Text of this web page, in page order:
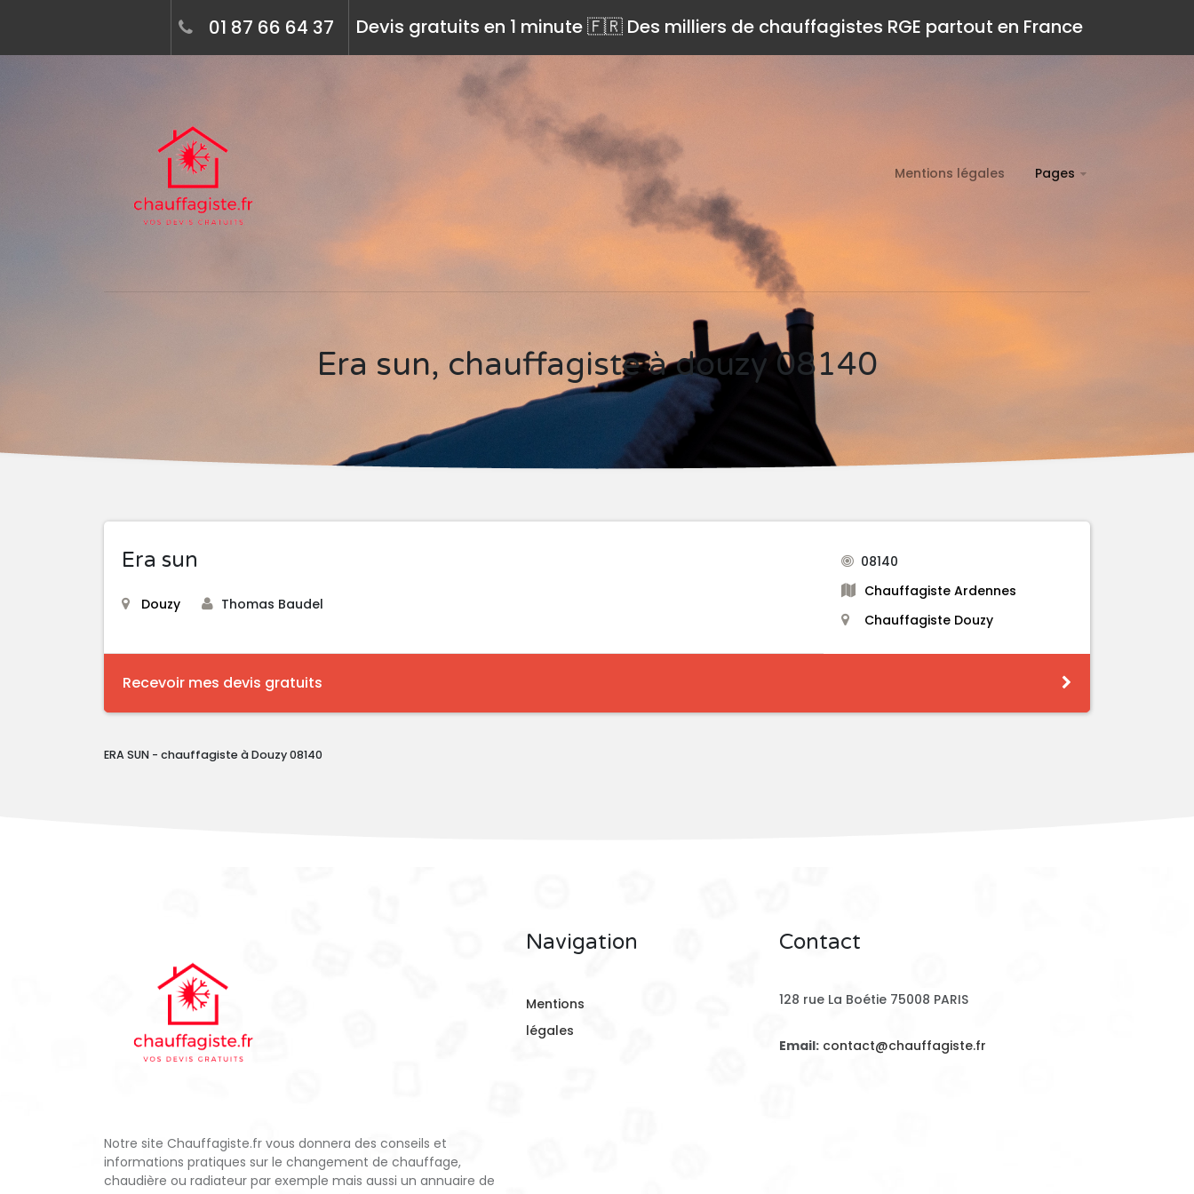
Devis gratuits en 1 minute 🇫🇷 Des milliers de chauffagistes RGE partout en France
01 87 66 64 37
Mentions légales Pages
Era sun, chauffagiste à douzy 08140
Era sun
Douzy Thomas Baudel
08140
Chauffagiste Ardennes
Chauffagiste Douzy
Recevoir mes devis gratuits
ERA SUN - chauffagiste à Douzy 08140
Notre site Chauffagiste.fr vous donnera des conseils et
informations pratiques sur le changement de chauffage,
chaudière ou radiateur par exemple mais aussi un annuaire de
Navigation
Mentions
légales
Contact
128 rue La Boétie 75008 PARIS
Email: contact@chauffagiste.fr